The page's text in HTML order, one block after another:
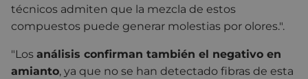
técnicos admiten que la mezcla de estos
compuestos puede generar molestias por olores.".
"Los análisis confirman también el negativo en
amianto, ya que no se han detectado fibras de esta